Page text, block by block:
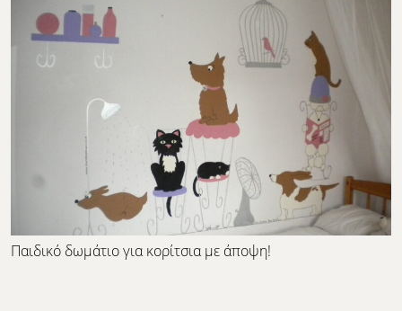
Παιδικό δωμάτιο για κορίτσια με άποψη!